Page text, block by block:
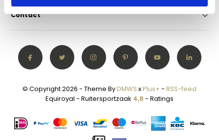
Contact
© Copyright 2026 - Theme ByDMWS xPlus+ - RSS-feed
Equiroyal - Ruitersportzaak 4,8 - Ratings